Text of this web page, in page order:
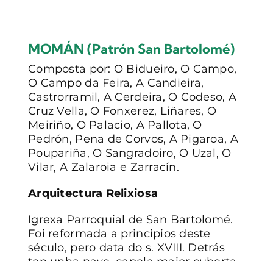
AVISOS HABITUAIS
CONTACTO
MOMÁN (Patrón San Bartolomé)
Composta por: O Bidueiro, O Campo,
O Campo da Feira, A Candieira,
Castrorramil, A Cerdeira, O Codeso, A
Cruz Vella, O Fonxerez, Liñares, O
Meiriño, O Palacio, A Pallota, O
Pedrón, Pena de Corvos, A Pigaroa, A
Poupariña, O Sangradoiro, O Uzal, O
Vilar, A Zalaroia e Zarracín.
Arquitectura Relixiosa
Igrexa Parroquial de San Bartolomé.
Foi reformada a principios deste
século, pero data do s. XVIII. Detrás